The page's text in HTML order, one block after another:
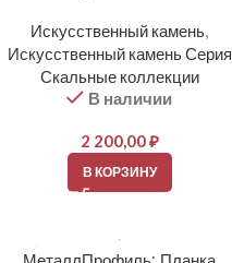
Искусственный камень,
Искусственный камень Серия
Скальные коллекции
В наличии
2 200,00₽
В КОРЗИНУ